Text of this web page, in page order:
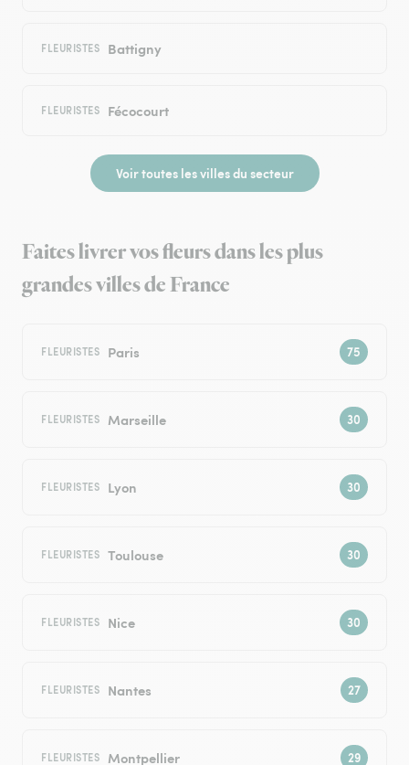
FLEURISTES Battigny
FLEURISTES Fécocourt
Voir toutes les villes du secteur
Faites livrer vos fleurs dans les plus
grandes villes de France
FLEURISTES Paris
FLEURISTES Marseille
FLEURISTES Lyon
FLEURISTES Toulouse
FLEURISTES Nice
FLEURISTES Nantes
FLEURISTES Montpellier